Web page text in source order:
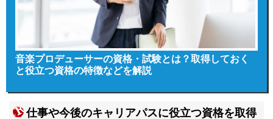
音楽プロデューサーの資格・試験とは？取得しておく
と役立つ資格の特徴などを解説
仕事や今後のキャリアパスに役立つ資格を取得